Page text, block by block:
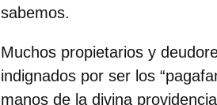
sabemos.
Muchos propietarios y
indignados por ser los
manos de la divina